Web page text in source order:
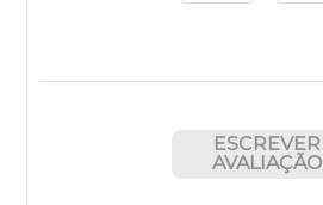
ESCREVER
AVALIAÇÃO